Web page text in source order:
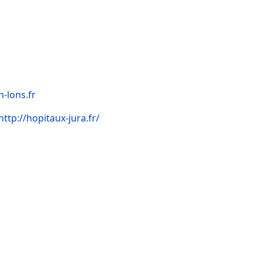
lons.fr
hopitaux-jura.fr/